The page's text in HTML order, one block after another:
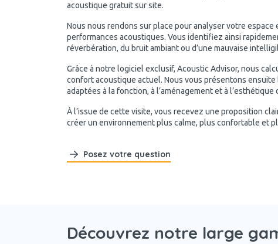
acoustique gratuit sur site.
Nous nous rendons sur place pour analyser votre
performances acoustiques. Vous identifiez ainsi
réverbération, du bruit ambiant ou d’une mauvaise
Grâce à notre logiciel exclusif, Acoustic Advisor, nous
confort acoustique actuel. Nous vous présentons
adaptées à la fonction, à l’aménagement et à l’esthétique
À l’issue de cette visite, vous recevez une proposition
créer un environnement plus calme, plus confortable et
Posez votre question
Découvrez notre large